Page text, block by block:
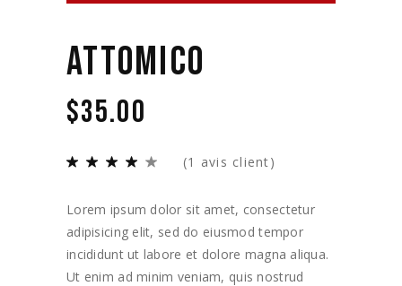
ATTOMICO
$35.00
(1 avis client)
Lorem ipsum dolor sit amet, consectetur
adipisicing elit, sed do eiusmod tempor
incididunt ut labore et dolore magna aliqua.
Ut enim ad minim veniam, quis nostrud